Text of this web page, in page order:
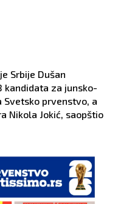
Srbije Dušan
kandidata za junsko-
Svetsko prvenstvo, a
Nikola Jokić, saopštio